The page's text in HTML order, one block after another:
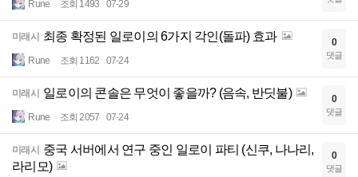
Rune 조회 1493 07-29
미래시 최종 확정된 일로이의 6가지 각인(돌파) 효과
Rune 조회 1162 07-24
0
댓글
미래시 일로이의 콘솔은 무엇이 좋을까? (음속, 반딧불)
Rune 조회 2057 07-24
0
댓글
미래시
중국 서버에서 연구 중인 일로이 파티 (신쿠, 나나리,
라리모)
0
댓글